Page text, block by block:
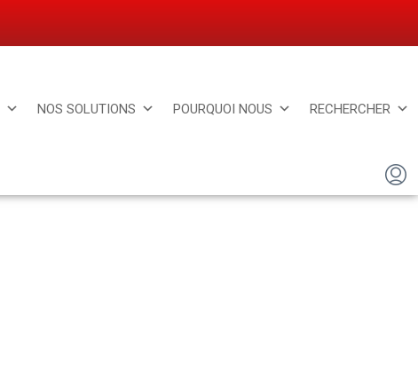
NOS SOLUTIONS POURQUOI NOUS RECHERCHER